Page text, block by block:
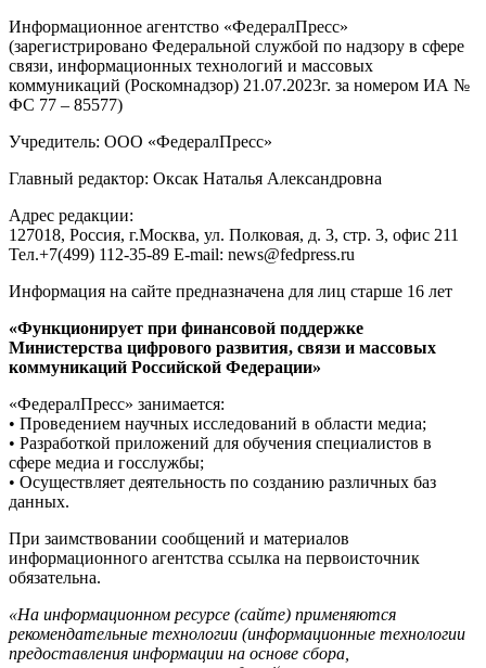
Информационное агентство «ФедералПресс»
(зарегистрировано Федеральной службой по надзору в сфере
связи, информационных технологий и массовых
коммуникаций (Роскомнадзор) 21.07.2023г. за номером ИА №
ФС 77 – 85577)
Учредитель: ООО «ФедералПресс»
Главный редактор: Оксак Наталья Александровна
Адрес редакции:
127018, Россия, г.Москва, ул. Полковая, д. 3, стр. 3, офис 211
Тел.+7(499) 112-35-89 E-mail: news@fedpress.ru
Информация на сайте предназначена для лиц старше 16 лет
«Функционирует при финансовой поддержке
Министерства цифрового развития, связи и массовых
коммуникаций Российской Федерации»
«ФедералПресс» занимается:
• Проведением научных исследований в области медиа;
• Разработкой приложений для обучения специалистов в
сфере медиа и госслужбы;
• Осуществляет деятельность по созданию различных баз
данных.
При заимствовании сообщений и материалов
информационного агентства ссылка на первоисточник
обязательна.
«На информационном ресурсе (сайте) применяются
рекомендательные технологии (информационные технологии
предоставления информации на основе сбора,